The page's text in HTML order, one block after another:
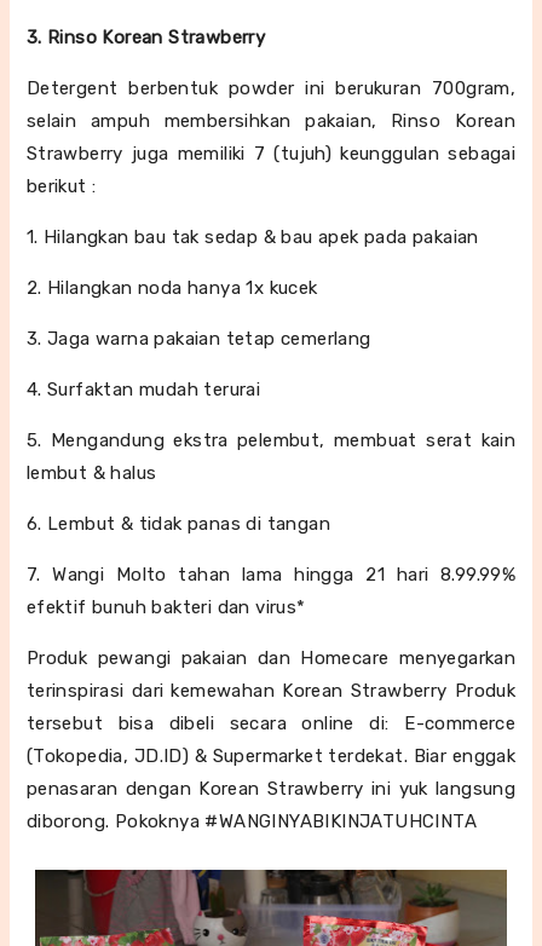
3. Rinso Korean Strawberry
Detergent berbentuk powder ini berukuran 700gram,
selain ampuh membersihkan pakaian, Rinso Korean
Strawberry juga memiliki 7 (tujuh) keunggulan sebagai
berikut :
1. Hilangkan bau tak sedap & bau apek pada pakaian
2. Hilangkan noda hanya 1x kucek
3. Jaga warna pakaian tetap cemerlang
4. Surfaktan mudah terurai
5. Mengandung ekstra pelembut, membuat serat kain
lembut & halus
6. Lembut & tidak panas di tangan
7. Wangi Molto tahan lama hingga 21 hari 8.99.99%
efektif bunuh bakteri dan virus*
Produk pewangi pakaian dan Homecare menyegarkan
terinspirasi dari kemewahan Korean Strawberry Produk
tersebut bisa dibeli secara online di: E-commerce
(Tokopedia, JD.ID) & Supermarket terdekat. Biar enggak
penasaran dengan Korean Strawberry ini yuk langsung
diborong. Pokoknya #WANGINYABIKINJATUHCINTA